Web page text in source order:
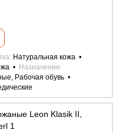
Натуральная кожа
Назначение
Рабочая обувь